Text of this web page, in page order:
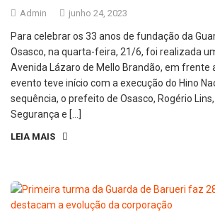
Admin junho 24, 2023
Para celebrar os 33 anos de fundação da
Osasco, na quarta-feira, 21/6, foi realizada
Avenida Lázaro de Mello Brandão, em frente
evento teve início com a execução do Hino
sequência, o prefeito de Osasco, Rogério
Segurança e […]
LEIA MAIS